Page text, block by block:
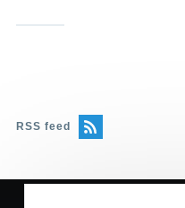
RSS feed